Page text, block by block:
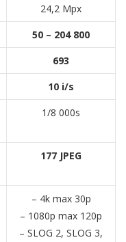
24,2 Mpx
50 – 204 800
693
10 i/s
1/8 000s
177 JPEG
– 4k max 30p
– 1080p max 120p
– SLOG 2, SLOG 3,